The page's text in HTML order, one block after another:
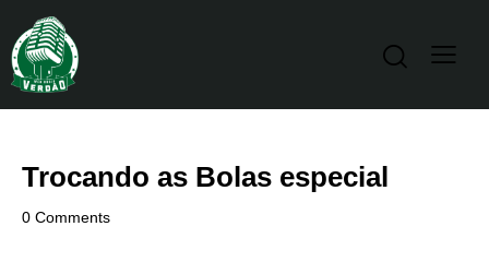
Trocando as Bolas especial
0 Comments